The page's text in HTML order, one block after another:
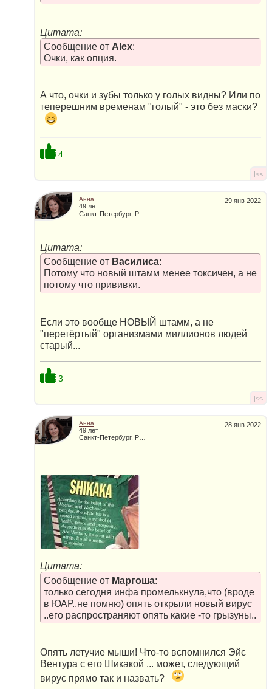
Цитата:
Сообщение от Alex:
Очки, как опция.
А что, очки и зубы только у голых видны? Или по
теперешним временам "голый" - это без маски?
4
|<<
29 янв 2022
Анна
49 лет
Цитата:
Сообщение от Василиса:
Потому что новый штамм менее токсичен, а не
потому что прививки.
Если это вообще НОВЫЙ штамм, а не
"перетёртый" организмами миллионов людей
старый...
3
|<<
28 янв 2022
Анна
49 лет
Цитата:
Сообщение от Маргоша:
только сегодня инфа промелькнула,что (вроде
в ЮАР..не помню) опять открыли новый вирус
..его распространяют опять какие -то грызуны..
Опять летучие мыши! Что-то вспомнился Эйс
Вентура с его Шикакой ... может, следующий
вирус прямо так и назвать?